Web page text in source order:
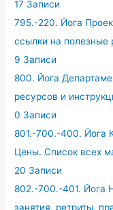
17 Записи
795.-220. Йога
ссылки на полезные
9 Записи
800. Йога
ресурсов и
0 Записи
801.-700.-400. Йога
Цены. Список всех
20 Записи
802.-700.-401. Йога
занятия, ретриты,